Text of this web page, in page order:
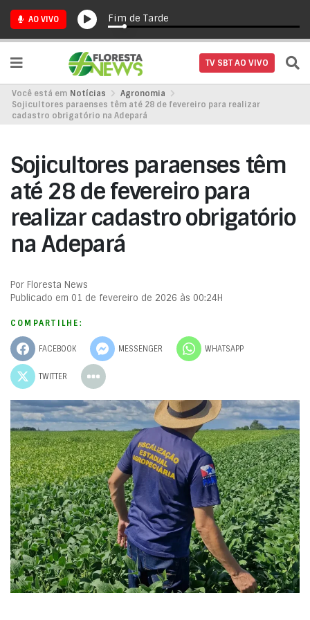
AO VIVO Fim de Tarde
TV SBT AO VIVO
Você está em Notícias
Agronomia
Sojicultores paraenses têm até 28 de fevereiro para realizar
cadastro obrigatório na Adepará
Sojicultores paraenses têm
até 28 de fevereiro para
realizar cadastro obrigatório
na Adepará
Por Floresta News
Publicado em 01 de fevereiro de 2026 às 00:24H
COMPARTILHE:
FACEBOOK MESSENGER WHATSAPP
TWITTER